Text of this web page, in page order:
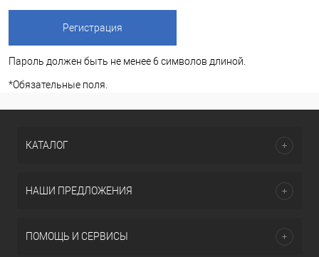
Пароль должен быть не менее 6 символов длиной.
*Обязательные поля.
КАТАЛОГ
НАШИ ПРЕДЛОЖЕНИЯ
ПОМОЩЬ И СЕРВИСЫ